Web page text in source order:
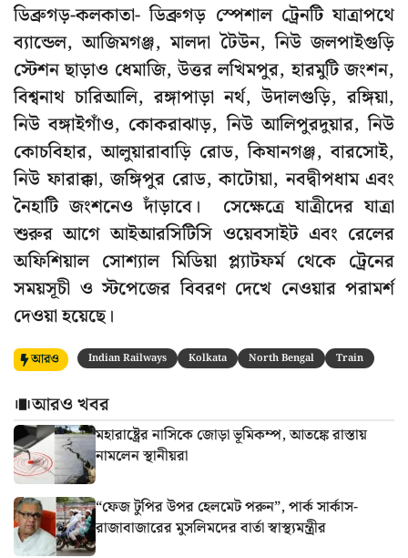
ডিব্রুগড়-কলকাতা- ডিব্রুগড় স্পেশাল ট্রেনটি যাত্রাপথে
ব্যান্ডেল, আজিমগঞ্জ, মালদা টৈউন, নিউ জলপাইগুড়ি
স্টেশন ছাড়াও ধেমাজি, উত্তর লখিমপুর, হারমুটি জংশন,
বিশ্বনাথ চারিআলি, রঙ্গাপাড়া নর্থ, উদালগুড়ি, রঙ্গিয়া,
নিউ বঙ্গাইগাঁও, কোকরাঝাড়, নিউ আলিপুরদুয়ার, নিউ
কোচবিহার, আলুয়ারাবাড়ি রোড, কিষানগঞ্জ, বারসোই,
নিউ ফারাক্কা, জঙ্গিপুর রোড, কাটোয়া, নবদ্বীপধাম এবং
নৈহাটি জংশনেও দাঁড়াবে। সেক্ষেত্রে যাত্রীদের যাত্রা
শুরুর আগে আইআরসিটিসি ওয়েবসাইট এবং রেলের
অফিশিয়াল সোশ্যাল মিডিয়া প্ল্যাটফর্ম থেকে ট্রেনের
সময়সূচী ও স্টপেজের বিবরণ দেখে নেওয়ার পরামর্শ
দেওয়া হয়েছে।
আরও Indian Railways Kolkata North Bengal Train
আরও খবর
মহারাষ্ট্রের নাসিকে জোড়া ভূমিকম্প, আতঙ্কে রাস্তায়
নামলেন স্থানীয়রা
“ফেজ টুপির উপর হেলমেট পরুন”, পার্ক সার্কাস-
রাজাবাজারের মুসলিমদের বার্তা স্বাস্থ্যমন্ত্রীর